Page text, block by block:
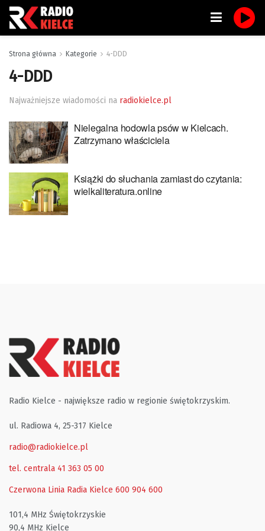
Strona główna Kategorie 4-DDD
4-DDD
Najważniejsze wiadomości na radiokielce.pl
Nielegalna hodowla psów w Kielcach.
Zatrzymano właściciela
Książki do słuchania zamiast do czytania:
wielkaliteratura.online
Radio Kielce - największe radio w regionie świętokrzyskim.
ul. Radiowa 4, 25-317 Kielce
radio@radiokielce.pl
tel. centrala 41 363 05 00
Czerwona Linia Radia Kielce 600 904 600
101,4 MHz Świętokrzyskie
90,4 MHz Kielce